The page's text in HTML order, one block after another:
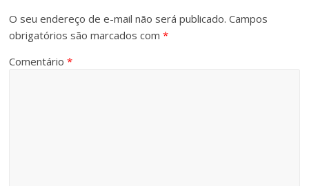
O seu endereço de e-mail não será publicado. Campos
obrigatórios são marcados com*
Comentário*